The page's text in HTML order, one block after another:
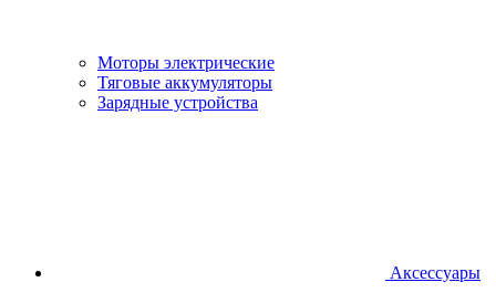
Моторы электрические
Тяговые аккумуляторы
Зарядные устройства
Аксессуары